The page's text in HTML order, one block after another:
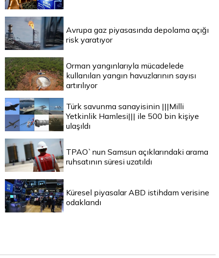
Avrupa gaz piyasasında depolama açığı
risk yaratıyor
Orman yangınlarıyla mücadelede
kullanılan yangın havuzlarının sayısı
artırılıyor
Türk savunma sanayisinin |||Milli
Yetkinlik Hamlesi||| ile 500 bin kişiye
ulaşıldı
TPAO`nun Samsun açıklarındaki arama
ruhsatının süresi uzatıldı
Küresel piyasalar ABD istihdam verisine
odaklandı